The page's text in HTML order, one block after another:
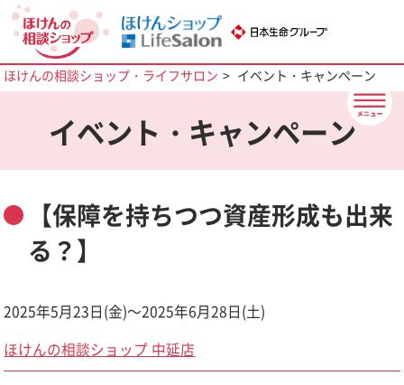
ほけんの相談ショップ・ライフサロン イベント・キャンペーン
イベント・キャンペーン
【保障を持ちつつ資産形成も出来
る？】
2025年5月23日(金)～2025年6月28日(土)
ほけんの相談ショップ 中延店